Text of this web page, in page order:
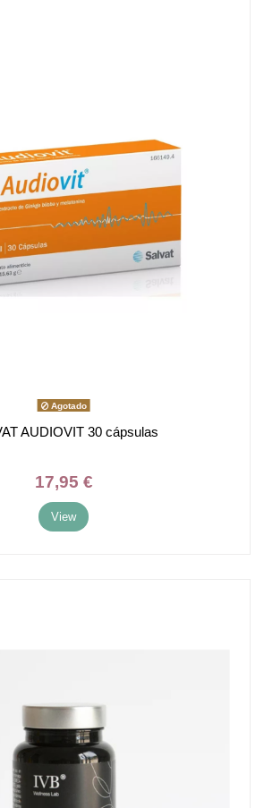
Agotado
AUDIOVIT 30 cápsulas
17,95 €
View